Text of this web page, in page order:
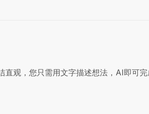
观，您只需用文字描述想法，AI即可